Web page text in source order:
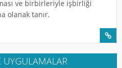
ve birbirleriyle işbirliği
olanak tanır.
UYGULAMALAR